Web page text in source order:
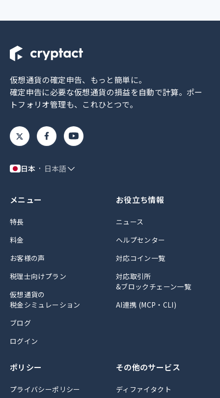
仮想通貨の確定申告、もっと簡単に。
確定申告に必要な仮想通貨の損益を自動で計算。 ポー
トフォリオ管理も、これひとつで。
日本 日本語
メニュー
特長
料金
お客様の声
税理士向けプラン
仮想通貨の
税金シミュレーション
ブログ
ログイン
お役立ち情報
ニュース
ヘルプセンター
対応コイン一覧
対応取引所
&ブロックチェーン一覧
AI連携 (MCP・CLI)
ポリシー
プライバシーポリシー
その他のサービス
ディファイタクト